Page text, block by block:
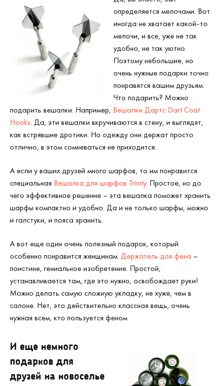
определяется мелочами. Вот
иногда не хватает какой-то
мелочи, и все, уже не так
удобно, не так уютно.
Поэтому небольшие, но
очень нужные подарки точно
понравятся вашим друзьям.
Что подарить? Можно
подарить вешалки. Например, Вешалки Дартс Dart Coat
Hooks. Да, эти вешалки вкручиваются в стену, и выглядят,
как встрявшие дротики. Но одежду они держат просто
отлично, в этом сомневаться не приходится.
А если у ваших друзей много шарфов, то им понравится
специальная Вешалка для шарфов Trinity. Простое, но до
чего эффективное решение – эта вешалка поможет хранить
шарфы компактно и удобно. Да и не только шарфы, можно
и галстуки, и пояса хранить.
А вот еще один очень полезный подарок, который
особенно понравится женщинам. Держатель для фена –
поистине, гениальное изобретение. Простой,
устанавливается там, где это нужно, освобождает руки!
Можно делать самую сложную укладку, не хуже, чем в
салоне. Нет, это действительно классная вещь, очень
нужная всем, кто пользуется феном.
И еще немного
подарков для
друзей на новоселье